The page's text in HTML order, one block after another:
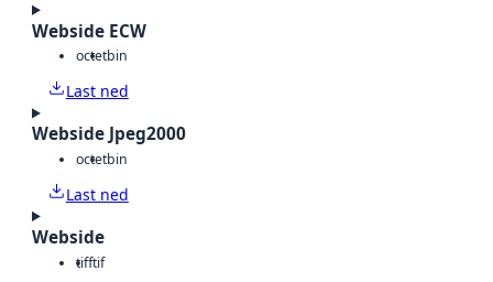
Webside ECW
octetbin
Last ned
Webside Jpeg2000
octetbin
Last ned
Webside
tifftif